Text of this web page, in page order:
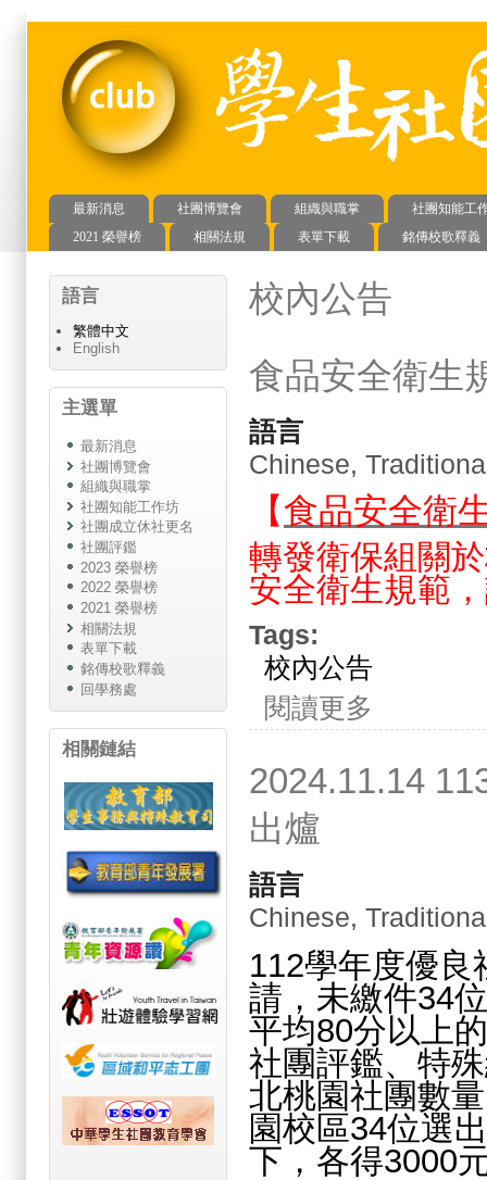
主選單
最新消息 社團博覽會 組織與職掌
社團知能工
2021 榮譽榜
相關法規 表單下載 銘傳校歌釋義
校內公告
食品安全衛生
語言
Chinese,
【食品安全衛
轉發衛保組關
安全衛生規範
Tags:
校內公告
閱讀更多
2024.11.14
出爐
語言
Chinese,
112學年度優良
請，未繳件34
平均80分以上
社團評鑑、特
北桃園社團數
園校區34位選
下，各得3000
語言
繁體中文
English
主選單
最新消息
社團博覽會
組織與職掌
社團知能工作坊
社團成立休社更名
社團評鑑
2023 榮譽榜
2022 榮譽榜
2021 榮譽榜
相關法規
表單下載
銘傳校歌釋義
回學務處
相關鏈結